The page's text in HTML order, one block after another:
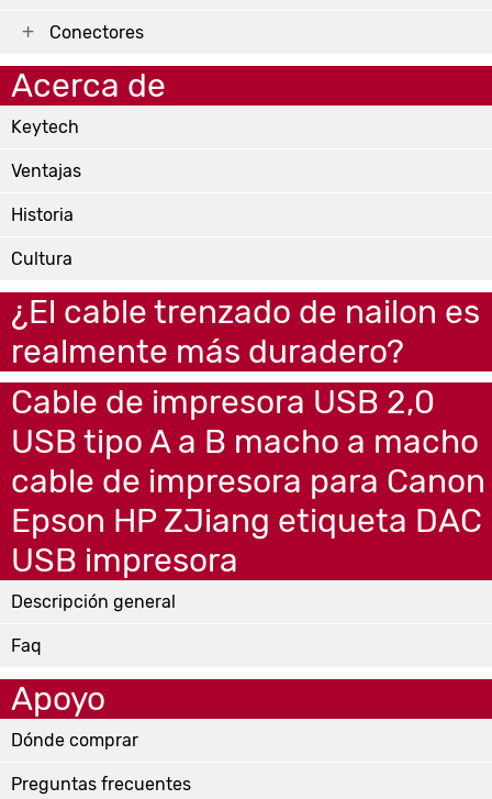
Conectores
Acerca de
Keytech
Ventajas
Historia
Cultura
¿El cable trenzado de nailon es
realmente más duradero?
Cable de impresora USB 2,0
USB tipo A a B macho a macho
cable de impresora para Canon
Epson HP ZJiang etiqueta DAC
USB impresora
Descripción general
Faq
Apoyo
Dónde comprar
Preguntas frecuentes